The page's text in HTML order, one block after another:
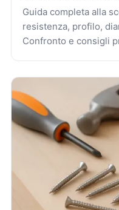
Guida completa alla
resistenza, profilo,
Confronto e consigli